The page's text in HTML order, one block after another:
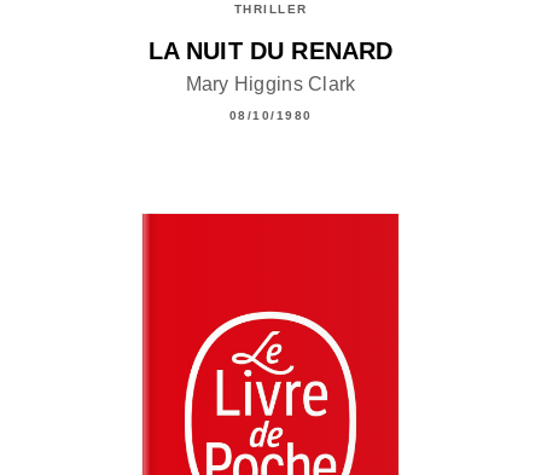
THRILLER
LA NUIT DU RENARD
Mary Higgins Clark
08/10/1980